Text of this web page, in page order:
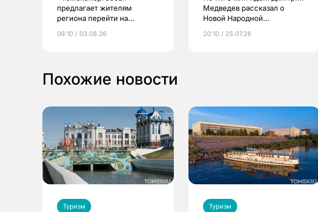
предлагает жителям
региона перейти на
выиграть призы
09:10 / 03.08.26
Медведев рассказал о
Новой Народной
20:10 / 25.07.26
Похожие новости
Туризм Туризм